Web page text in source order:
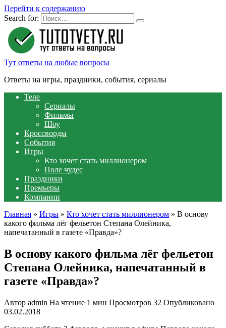
Перейти к содержанию
Search for:
Тут ответы на любые вопросы
Ответы на игры, праздники, события, сериалы
Теле
Сериалы
Фильмы
Шоу
Кроссворды
События
Игры
Кто хочет стать миллионером
Поле чудес
Праздники
Премьеры
Компании
Главная » Игры » Кто хочет стать миллионером » В основу
какого фильма лёг фельетон Степана Олейника,
напечатанный в газете «Правда»?
В основу какого фильма лёг фельетон
Степана Олейника, напечатанный в
газете «Правда»?
Автор admin На чтение 1 мин Просмотров 32 Опубликовано
03.02.2018